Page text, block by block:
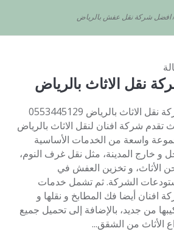
افضل شركة نقل عفش بالرياض
نقل الاثاث بالرياض
شركة نقل الاثاث بالرياض 0553445129
تقدم شركة افنان لنقل الاثاث بالرياض
واسعة من الخدمات الأساسية
و خارج المدينة، مثل نقل غرف النوم،
الأثاث، و تخزين العفش في
الشركة. ثم تشمل خدمات
افنان أيضا فك المطابخ و نقلها و
من جديد، بالإضافة إلى تحميل جميع
الأثاث من الشقق...